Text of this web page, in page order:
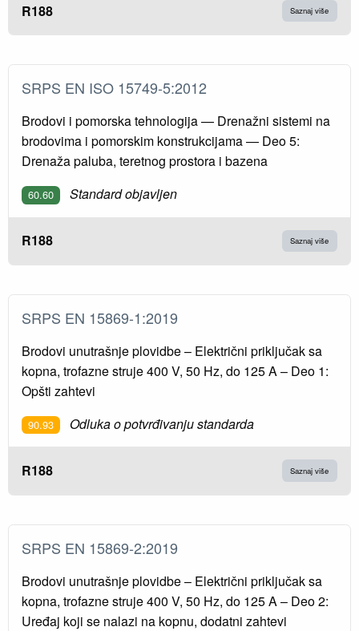
R188 Saznaj više
SRPS EN ISO 15749-5:2012
Brodovi i pomorska tehnologija — Drenažni sistemi na
brodovima i pomorskim konstrukcijama — Deo 5:
Drenaža paluba, teretnog prostora i bazena
60.60 Standard objavljen
R188 Saznaj više
SRPS EN 15869-1:2019
Brodovi unutrašnje plovidbe – Električni priključak sa
kopna, trofazne struje 400 V, 50 Hz, do 125 A – Deo 1:
Opšti zahtevi
90.93 Odluka o potvrđivanju standarda
R188 Saznaj više
SRPS EN 15869-2:2019
Brodovi unutrašnje plovidbe – Električni priključak sa
kopna, trofazne struje 400 V, 50 Hz, do 125 A – Deo 2:
Uređaj koji se nalazi na kopnu, dodatni zahtevi